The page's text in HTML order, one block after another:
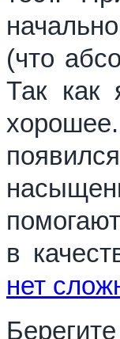
(что
Так как
в
нет